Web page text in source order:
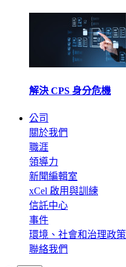
解決 CPS 身分危機
公司
關於我們
職涯
領導力
新聞編輯室
xCel 啟用與訓練
信託中心
事件
環境、社會和治理政策
聯絡我們